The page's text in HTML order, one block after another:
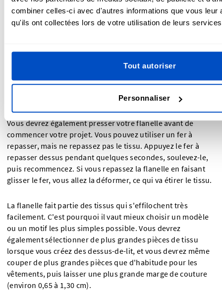
combiner celles-ci avec d'autres informations que vous leur
qu'ils ont collectées lors de votre utilisation de leurs
Tout autoriser
Personnaliser
certainement rétrécir au lavage. En raison de sa nature, il
est fortement recommandé de prélaver la flanelle avant de
commencer un projet. Lorsque vous la séchez avant de
température la plus élevée de votre sèche-linge, afin de
vous assurer d'atteindre le niveau de rétrécissement
linge aura l'avantage supplémentaire de retirer une grande
partie des peluches et de l'aspect duveteux.
Vous devrez également presser votre flanelle avant de
commencer votre projet. Vous pouvez utiliser un fer à
repasser, mais ne repassez pas le tissu. Appuyez le fer à
repasser dessus pendant quelques secondes, soulevez-le,
puis recommencez. Si vous repassez la flanelle en faisant
glisser le fer, vous allez la déformer, ce qui va étirer le tissu.
La flanelle fait partie des tissus qui s'effilochent très
facilement. C'est pourquoi il vaut mieux choisir un modèle
ou un motif les plus simples possible. Vous devrez
également sélectionner de plus grandes pièces de tissu
lorsque vous créez des dessus-de-lit, et vous devrez même
couper de plus grandes pièces que d'habitude pour les
vêtements, puis laisser une plus grande marge de couture
(environ 0,65 à 1,30 cm).